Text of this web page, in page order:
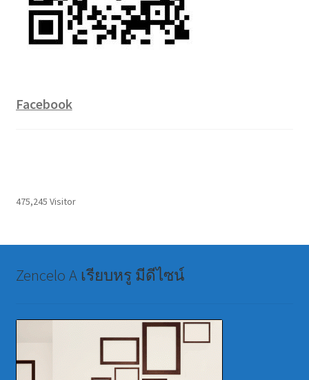
Facebook
475,245 Visitor
Zencelo A เรียบหรู มีดีไซน์